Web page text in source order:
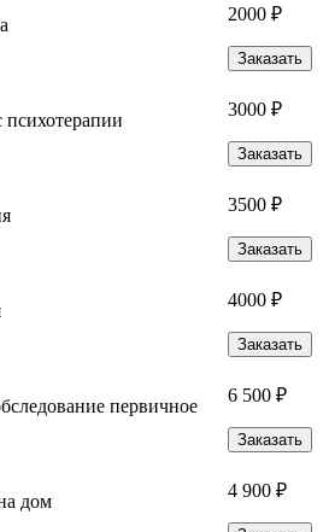
2000 ₽
Заказать
3000 ₽
Заказать
3500 ₽
Заказать
4000 ₽
Заказать
первичное
6 500 ₽
Заказать
дом
4 900 ₽